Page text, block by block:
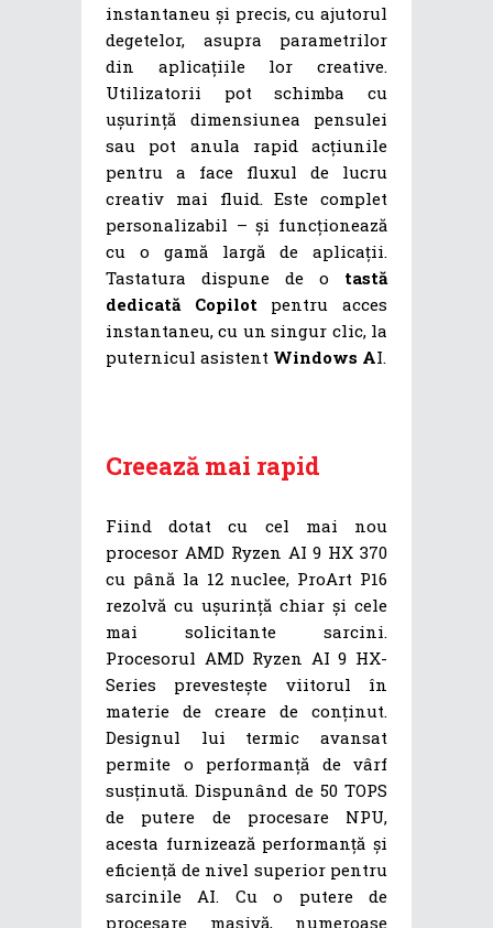
instantaneu și precis, cu ajutorul
degetelor, asupra parametrilor
din aplicațiile lor creative.
Utilizatorii pot schimba cu
ușurință dimensiunea pensulei
sau pot anula rapid acțiunile
pentru a face fluxul de lucru
creativ mai fluid. Este complet
personalizabil – și funcționează
cu o gamă largă de aplicații.
Tastatura dispune de o tastă
dedicată Copilot pentru acces
instantaneu, cu un singur clic, la
puternicul asistent Windows AI.
Creează mai rapid
Fiind dotat cu cel mai nou
procesor AMD Ryzen AI 9 HX 370
cu până la 12 nuclee, ProArt P16
rezolvă cu ușurință chiar și cele
mai solicitante sarcini.
Procesorul AMD Ryzen AI 9 HX-
Series prevestește viitorul în
materie de creare de conținut.
Designul lui termic avansat
permite o performanță de vârf
susținută. Dispunând de 50 TOPS
de putere de procesare NPU,
acesta furnizează performanță și
eficiență de nivel superior pentru
sarcinile AI. Cu o putere de
procesare masivă, numeroase